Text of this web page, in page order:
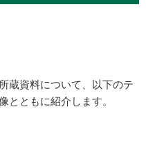
蔵資料について、以下のテ
とともに紹介します。